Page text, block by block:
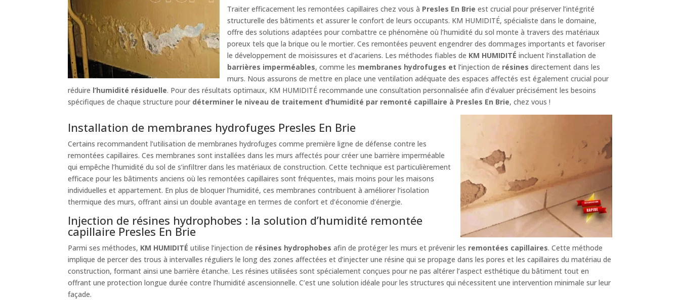
Traiter efficacement les remontées capillaires chez vous à Presles En Brie est crucial pour préserver l’intégrité
structurelle des bâtiments et assurer le confort de leurs occupants. KM HUMIDITÉ, spécialiste dans le domaine,
offre des solutions adaptées pour combattre ce phénomène où l’humidité du sol monte à travers des matériaux
poreux tels que la brique ou le mortier. Ces remontées peuvent engendrer des dommages importants et favoriser
le développement de moisissures et d’acariens. Les méthodes fiables de KM HUMIDITÉ incluent l’installation de
barrières imperméables, comme les membranes hydrofuges et l’injection de résines directement dans les
murs. Nous assurons de mettre en place une ventilation adéquate des espaces affectés est également crucial pour
réduire l’humidité résiduelle. Pour des résultats optimaux, KM HUMIDITÉ recommande une consultation personnalisée afin d’évaluer précisément les besoins
spécifiques de chaque structure pour déterminer le niveau de traitement d’humidité par remonté capillaire à Presles En Brie, chez vous !
Installation de membranes hydrofuges Presles En Brie
Certains recommandent l’utilisation de membranes hydrofuges comme première ligne de défense contre les
remontées capillaires. Ces membranes sont installées dans les murs affectés pour créer une barrière imperméable
qui empêche l’humidité du sol de s’infiltrer dans les matériaux de construction. Cette technique est particulièrement
efficace pour les bâtiments anciens où les remontées capillaires sont fréquentes, mais moins pour les maisons
individuelles et appartement. En plus de bloquer l’humidité, ces membranes contribuent à améliorer l’isolation
thermique des murs, offrant ainsi un double avantage en termes de confort et d’économie d’énergie.
Injection de résines hydrophobes : la solution d’humidité remontée
capillaire Presles En Brie
Parmi ses méthodes, KM HUMIDITÉ utilise l’injection de résines hydrophobes afin de protéger les murs et prévenir les remontées capillaires. Cette méthode
implique de percer des trous à intervalles réguliers le long des zones affectées et d’injecter une résine qui se propage dans les pores et les capillaires du matériau de
construction, formant ainsi une barrière étanche. Les résines utilisées sont spécialement conçues pour ne pas altérer l’aspect esthétique du bâtiment tout en
offrant une protection longue durée contre l’humidité ascensionnelle. C’est une solution idéale pour les structures qui nécessitent une intervention minimale sur leur
façade.